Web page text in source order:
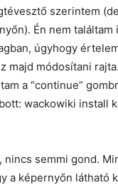
szerintem
Én nem találtam
úgyhogy
majd módosítani
a “continue”
wackowiki install
nincs semmi gond.
a képernyőn látható